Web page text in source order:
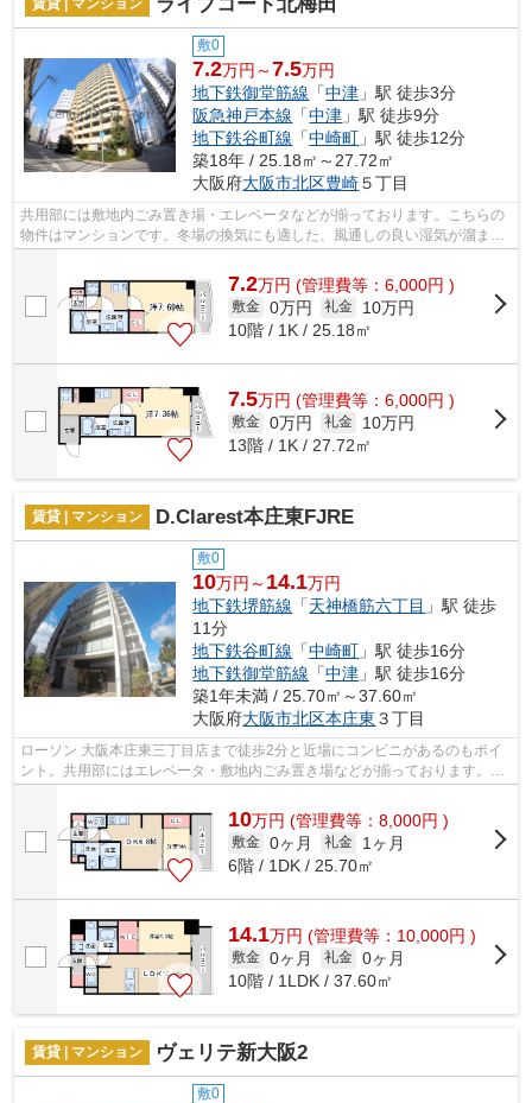
賃貸 | マンション ライブコート北梅田
敷0
7.2万円～7.5万円
地下鉄御堂筋線 「中津 」駅 徒歩3分
阪急神戸本線 「中津 」駅 徒歩9分
地下鉄谷町線 「中崎町 」駅 徒歩12分
築18年 / 25.18㎡～27.72㎡
大阪府大阪市北区豊崎５丁目
共用部には敷地内ごみ置き場・エレベータなどが揃っております。こちらの
物件はマンションです。冬場の換気にも適した、風通しの良い湿気が溜まり
7.2万円 (管理費等：6,000円 )
敷金 0万円 礼金
10万円
10階 / 1K / 25.18㎡
7.5万円 (管理費等：6,000円 )
敷金 0万円 礼金
10万円
13階 / 1K / 27.72㎡
賃貸 | マンション D.Clarest本庄東FJRE
敷0
10万円～ 14.1万円
地下鉄堺筋線 「天神橋筋六丁目 」駅 徒歩
11分
地下鉄谷町線 「中崎町 」駅 徒歩16分
地下鉄御堂筋線 「中津 」駅 徒歩16分
築1年未満 / 25.70㎡～37.60㎡
大阪府大阪市北区本庄東 ３丁目
ローソン 大阪本庄東三丁目店まで徒歩2分と近場にコンビニがあるのもポイ
ント。共用部にはエレベータ・敷地内ごみ置き場などが揃っております。こ
10万円 (管理費等：8,000円 )
敷金 0ヶ月 礼金
1ヶ月
6階 / 1DK / 25.70㎡
14.1万円 (管理費等：10,000円 )
敷金 0ヶ月 礼金 0ヶ月
10階 / 1LDK / 37.60㎡
賃貸 | マンション ヴェリテ新大阪2
敷0